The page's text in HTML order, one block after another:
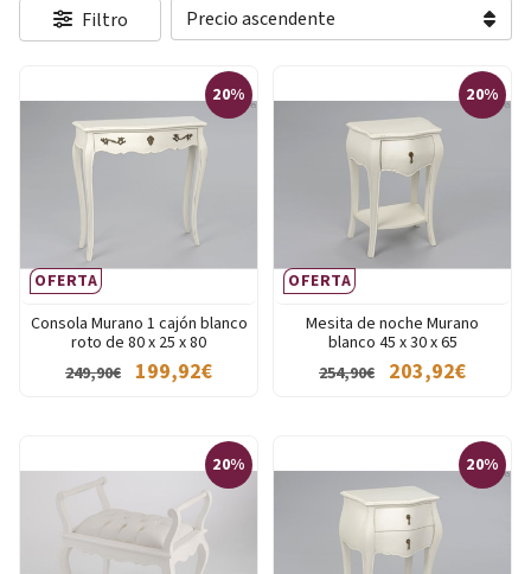
Filtro
20%
OFERTA
Consola Murano 1 cajón blanco
roto de 80 x 25 x 80
249,90€
199,92€
20%
OFERTA
Mesita de noche Murano
blanco 45 x 30 x 65
254,90€
203,92€
20% 20%